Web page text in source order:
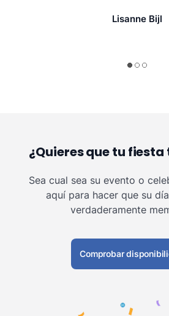
Lisanne Bijl
¿Quieres que tu
Sea cual sea su evento o
aquí para hacer que su
verdaderamente
Comprobar